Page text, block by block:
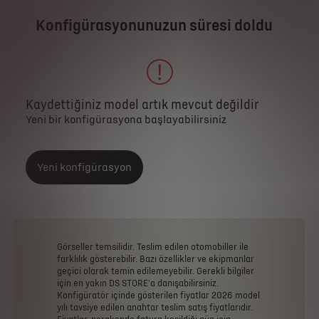
Konfigürasyonunuzun süresi doldu
Kaydettiğiniz model artık mevcut değildir
Yeni bir konfigürasyona başlayabilirsiniz
Yeni konfigürasyon
Görseller temsilidir. Teslim edilen otomobiller ile
farklılık gösterebilir. Bazı özellikler ve ekipmanlar
geçici olarak temin edilemeyebilir. Gerekli bilgiler
için en yakın DS STORE'a danışabilirsiniz.
Konfigüratör içinde gösterilen fiyatlar 2026 model
yılı tavsiye edilen anahtar teslim satış fiyatlarıdır.